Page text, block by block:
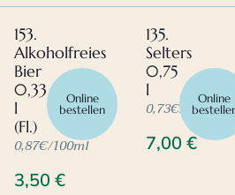
153.
Alkoholfreies
Bier
0,33
l
(Fl.)
3,50 €
0,87€/100ml
Online
bestellen
135.
Selters
0,75
l
7,00€
0,73€/100ml
Online